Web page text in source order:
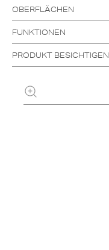
OBERFLÄCHEN
FUNKTIONEN
PRODUKT BESICHTIGEN